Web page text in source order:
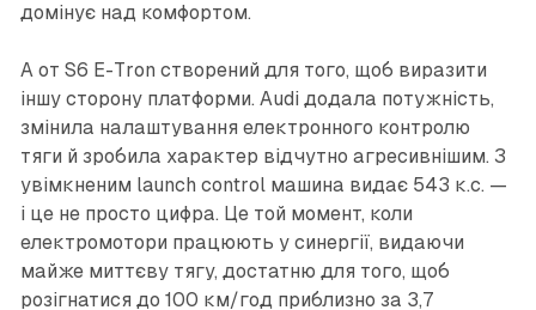
домінує над комфортом.
А от S6 E-Tron створений для того, щоб виразити
іншу сторону платформи. Audi додала потужність,
змінила налаштування електронного контролю
тяги й зробила характер відчутно агресивнішим. З
увімкненим launch control машина видає 543 к.с. —
і це не просто цифра. Це той момент, коли
електромотори працюють у синергії, видаючи
майже миттєву тягу, достатню для того, щоб
розігнатися до 100 км/год приблизно за 3,7